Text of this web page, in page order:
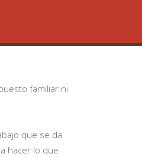
familiar ni
que se da
hacer lo que